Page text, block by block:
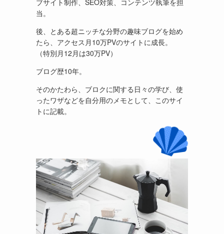
ブサイト制作、SEO対策、コンテンツ執筆を担
当。
後、とある超ニッチな分野の趣味ブログを始め
たら、アクセス月10万PVのサイトに成長。
（特別月12月は30万PV）
ブログ歴10年。
そのかたわら、ブロクに関する日々の学び、使
ったワザなどを自分用のメモとして、このサイ
トに記載。